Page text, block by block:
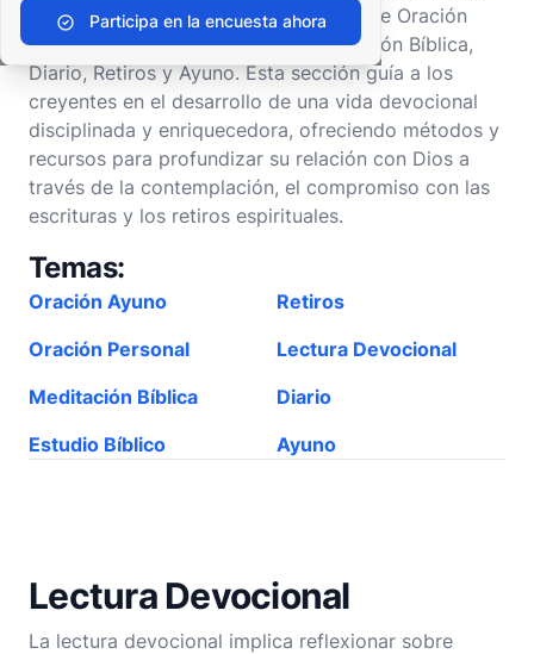
Participa en la encuesta ahora
espiritual y la reflexión personal. Incluye Oración
Personal, Lectura Devocional, Meditación Bíblica,
Diario, Retiros y Ayuno. Esta sección guía a los
creyentes en el desarrollo de una vida devocional
disciplinada y enriquecedora, ofreciendo métodos y
recursos para profundizar su relación con Dios a
través de la contemplación, el compromiso con las
escrituras y los retiros espirituales.
Temas:
Oración Ayuno
Retiros
Oración Personal
Lectura Devocional
Meditación Bíblica
Diario
Estudio Bíblico
Ayuno
Lectura Devocional
La lectura devocional implica reflexionar sobre